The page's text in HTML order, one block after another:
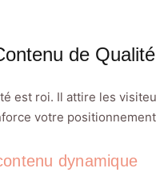
de Qualité
est roi. Il attire les
votre positionnement
dynamique